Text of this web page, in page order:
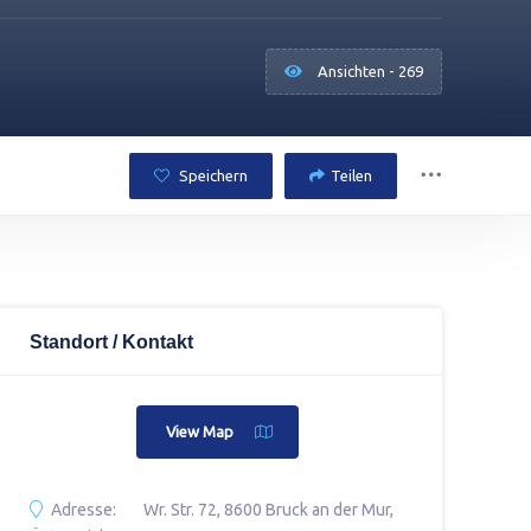
Ansichten - 269
Speichern Teilen
Standort / Kontakt
View Map
Adresse:
Wr. Str. 72, 8600 Bruck an der Mur,